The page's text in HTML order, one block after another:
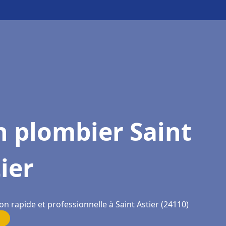
plombier Saint
rapide et professionnelle à Saint Astier (24110)